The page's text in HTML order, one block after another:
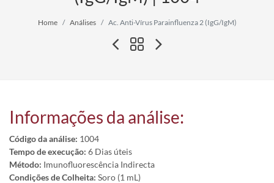
Home Análises Ac. Anti-Vírus Parainfluenza 2 (IgG/IgM)
Informações da análise:
Código da análise: 1004
Tempo de execução: 6 Dias úteis
Método: Imunofluorescência Indirecta
Condições de Colheita: Soro (1 mL)